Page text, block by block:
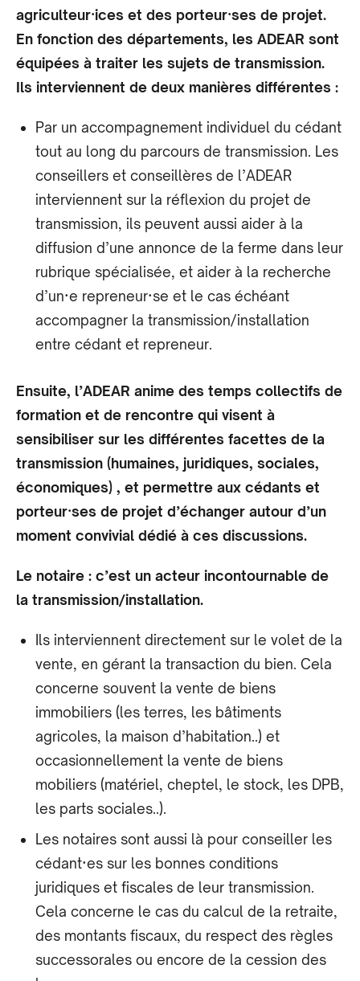
agriculteur·ices et des porteur·ses de projet.
En fonction des départements, les ADEAR sont
équipées à traiter les sujets de transmission.
Ils interviennent de deux manières différentes :
Par un accompagnement individuel du cédant
tout au long du parcours de transmission. Les
conseillers et conseillères de l’ADEAR
interviennent sur la réflexion du projet de
transmission, ils peuvent aussi aider à la
diffusion d’une annonce de la ferme dans leur
rubrique spécialisée, et aider à la recherche
d’un·e repreneur·se et le cas échéant
accompagner la transmission/installation
entre cédant et repreneur.
Ensuite, l’ADEAR anime des temps collectifs de
formation et de rencontre qui visent à
sensibiliser sur les différentes facettes de la
transmission (humaines, juridiques, sociales,
économiques) , et permettre aux cédants et
porteur·ses de projet d’échanger autour d’un
moment convivial dédié à ces discussions.
Le notaire : c’est un acteur incontournable de
la transmission/installation.
Ils interviennent directement sur le volet de la
vente, en gérant la transaction du bien. Cela
concerne souvent la vente de biens
immobiliers (les terres, les bâtiments
agricoles, la maison d’habitation..) et
occasionnellement la vente de biens
mobiliers (matériel, cheptel, le stock, les DPB,
les parts sociales..).
Les notaires sont aussi là pour conseiller les
cédant·es sur les bonnes conditions
juridiques et fiscales de leur transmission.
Cela concerne le cas du calcul de la retraite,
des montants fiscaux, du respect des règles
successorales ou encore de la cession des